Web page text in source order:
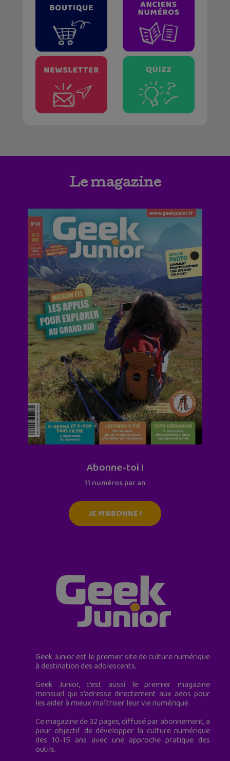
Le magazine
Abonne-toi !
11 numéros par an
JE M'ABONNE !
Geek Junior est le premier site de culture numérique
à destination des adolescents.
Geek Junior, c’est aussi le premier magazine
mensuel qui s’adresse directement aux ados pour
les aider à mieux maîtriser leur vie numérique.
Ce magazine de 32 pages, diffusé par abonnement, a
pour objectif de développer la culture numérique
des 10-15 ans avec une approche pratique des
outils.